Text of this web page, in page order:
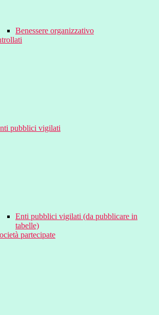
Benessere organizzativo
pubblici vigilati
Enti pubblici vigilati (da pubblicare in
tabelle)
partecipate